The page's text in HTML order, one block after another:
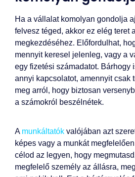
Ha a vállalat komolyan gondolja
felvesz téged, akkor ez elég teret
megkezdéséhez. Előfordulhat,
mennyit keresel jelenleg, vagy a
egy fizetési számadatot. Bárhogy
annyi kapcsolatot, amennyit csak
meg arról, hogy biztosan
a számokról beszélnétek.
A munkáltatók valójában azt
képes vagy a munkát
célod az legyen, hogy
megfelelő személy az állásra,